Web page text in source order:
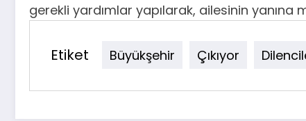
gerekli yardımlar yapılarak, ailesinin yanına
Etiket Büyükşehir Çıkıyor